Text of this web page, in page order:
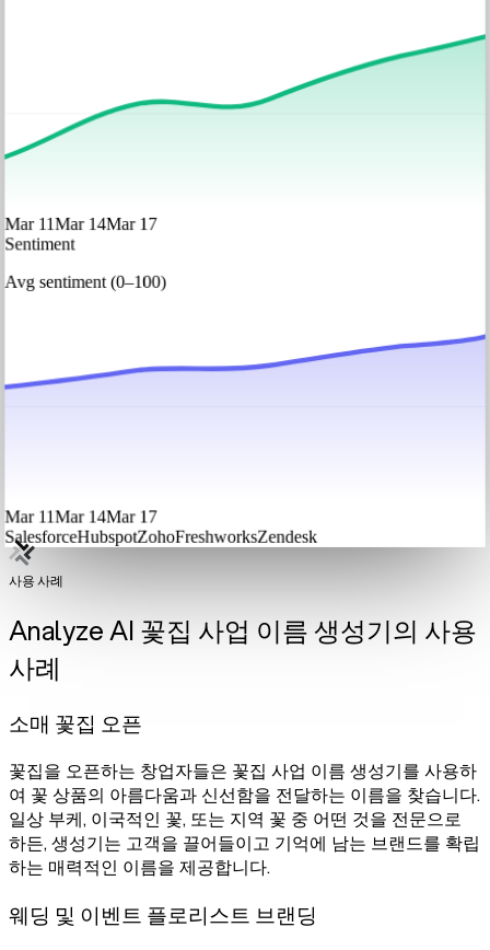
Mar 11Mar 14Mar 17
Sentiment
Avg sentiment (0–100)
Mar 11Mar 14Mar 17
SalesforceHubspotZohoFreshworksZendesk
사용 사례
Analyze AI 꽃집 사업 이름 생성기의 사용
사례
소매 꽃집 오픈
꽃집을 오픈하는 창업자들은 꽃집 사업 이름 생성기를 사용하
여 꽃 상품의 아름다움과 신선함을 전달하는 이름을 찾습니다.
일상 부케, 이국적인 꽃, 또는 지역 꽃 중 어떤 것을 전문으로
하든, 생성기는 고객을 끌어들이고 기억에 남는 브랜드를 확립
하는 매력적인 이름을 제공합니다.
웨딩 및 이벤트 플로리스트 브랜딩